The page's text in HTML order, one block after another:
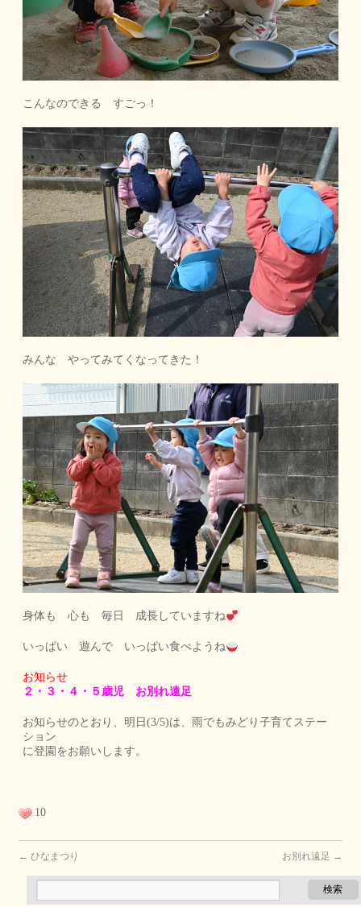
こんなのできる すごっ！
みんな やってみてくなってきた！
身体も 心も 毎日 成長していますね
いっぱい 遊んで いっぱい食べようね
お知らせ
２・３・４・５歳児 お別れ遠足
お知らせのとおり、明日(3/5)は、雨でもみどり子育てステー
ション
に登園をお願いします。
10
← ひなまつり お別れ遠足 →